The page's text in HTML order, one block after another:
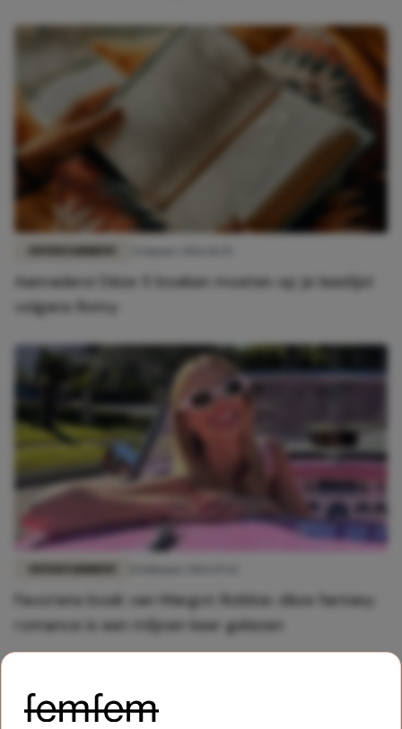
ENTERTAINMENT
Aanraders! Déze 5 boeken moeten op je leeslijst
volgens Romy
Favoriete boek van Margot Robbie: déze fantasy
romance is een miljoen keer gelezen